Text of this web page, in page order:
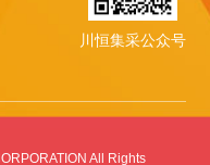
川恒集采公众号
All Rights